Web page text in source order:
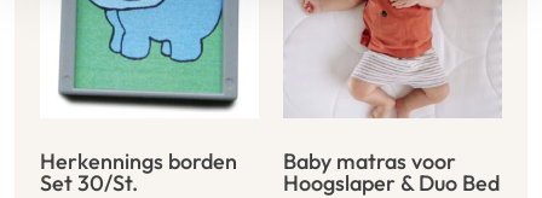
Herkennings borden
Set 30/St.
Baby matras voor
Hoogslaper & Duo Bed